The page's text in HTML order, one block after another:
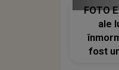
FOTO
ale
fost